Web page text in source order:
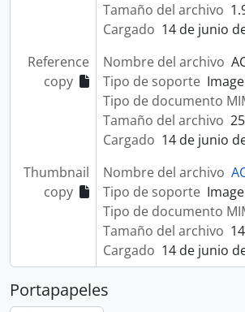
Tamaño del archivo
Cargado 14 de junio
Reference
copy
Nombre del archivo
Tipo de soporte
Tipo de documento
Tamaño del archivo
Cargado 14 de junio
Thumbnail
copy
Nombre del archivo
Tipo de soporte
Tipo de documento
Tamaño del archivo
Cargado 14 de junio
Portapapeles